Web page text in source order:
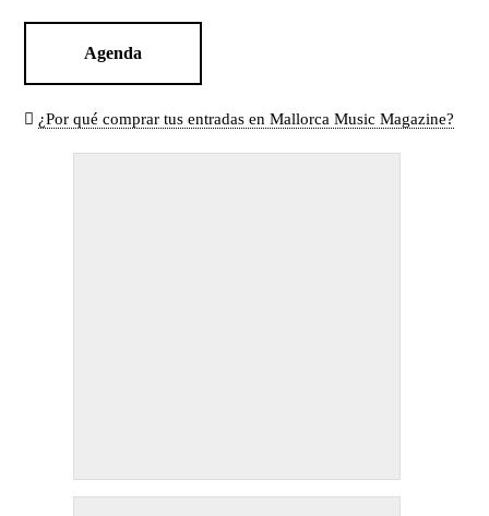
Agenda
¿Por qué comprar tus entradas en Mallorca Music Magazine?